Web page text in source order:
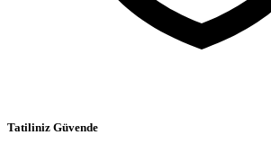
Tatiliniz Güvende